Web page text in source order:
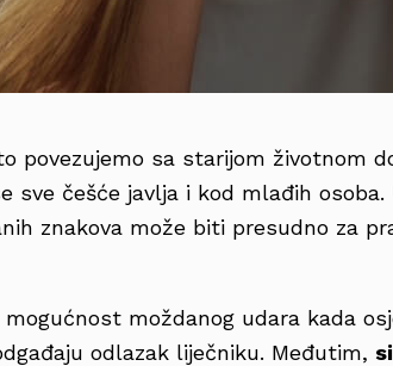
povezujemo sa starijom životnom
sve češće javlja i kod mlađih osoba.
znakova može biti presudno za
moždanog udara kada
odlazak liječniku. Međutim,